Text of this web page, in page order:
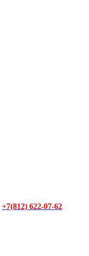
+7(812) 622-07-62